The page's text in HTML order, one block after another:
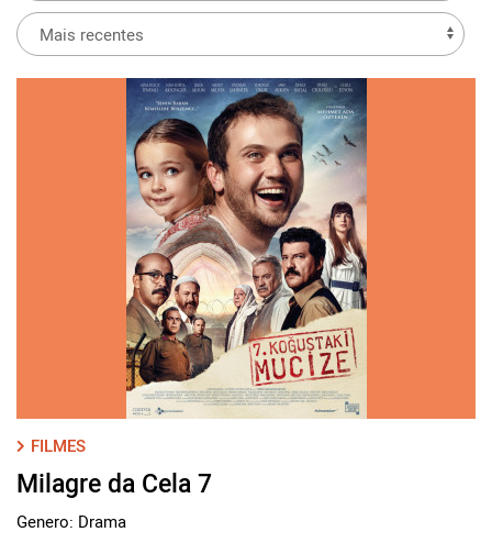
FILMES
Milagre da Cela 7
Genero: Drama